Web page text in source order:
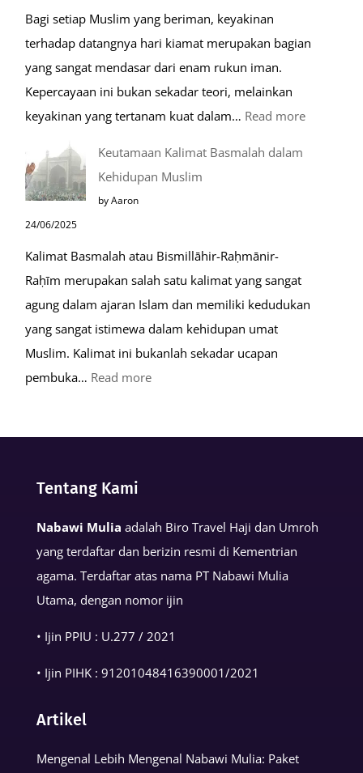
Bagi setiap Muslim yang beriman, keyakinan
terhadap datangnya hari kiamat merupakan bagian
yang sangat mendasar dari enam rukun iman.
Kepercayaan ini bukan sekadar teori, melainkan
keyakinan yang tertanam kuat dalam… Read more:
Keutamaan Kalimat Basmalah dalam
Kehidupan Muslim
by Aaron
24/06/2025
Kalimat Basmalah atau Bismillāhir-Raḥmānir-
Raḥīm merupakan salah satu kalimat yang sangat
agung dalam ajaran Islam dan memiliki kedudukan
yang sangat istimewa dalam kehidupan umat
Muslim. Kalimat ini bukanlah sekadar ucapan
pembuka… Read more:
Muslim
Tentang Kami
Nabawi Mulia adalah Biro Travel Haji dan Umroh
yang terdaftar dan berizin resmi di Kementrian
agama. Terdaftar atas nama PT Nabawi Mulia
Utama, dengan nomor ijin
• Ijin PPIU : U.277 / 2021
• Ijin PIHK : 91201048416390001/2021
Artikel
Mengenal Lebih Mengenal Nabawi Mulia: Paket